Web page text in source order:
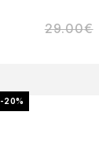
29.00€
-20%